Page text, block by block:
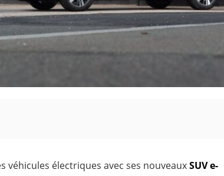
véhicules électriques avec ses nouveauxSUV e-